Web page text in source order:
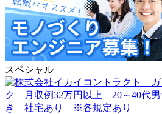
スペシャル